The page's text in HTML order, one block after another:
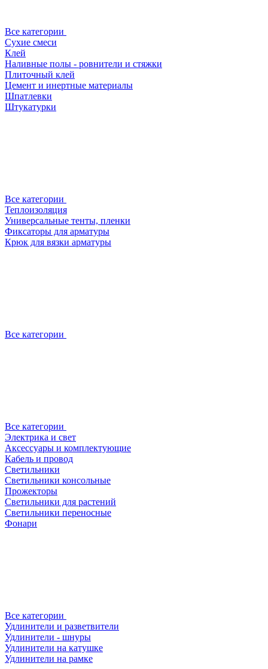
Все категории
Сухие смеси
Клей
Наливные полы - ровнители и стяжки
Плиточный клей
Цемент и инертные материалы
Шпатлевки
Штукатурки
Все категории
Теплоизоляция
Универсальные тенты, пленки
Фиксаторы для арматуры
Крюк для вязки арматуры
Все категории
Все категории
Электрика и свет
Аксессуары и комплектующие
Кабель и провод
Светильники
Светильники консольные
Прожекторы
Светильники для растений
Светильники переносные
Фонари
Все категории
Удлинители и разветвители
Удлинители - шнуры
Удлинители на катушке
Удлинители на рамке